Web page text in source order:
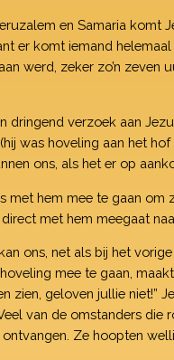
en Samaria komt
er komt iemand
werd, zeker zo’n zeven
dringend verzoek aan
was hoveling aan het
ons, als het er op
met hem mee te gaan
met hem meegaat
ons, net als bij het
mee te gaan,
zien, geloven jullie niet!”
van de omstanders
Ze hoopten